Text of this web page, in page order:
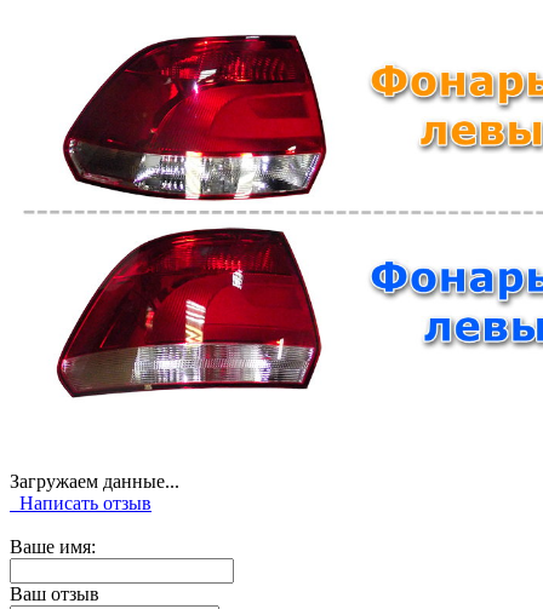
Загружаем данные...
Написать отзыв
Ваше имя:
Ваш отзыв